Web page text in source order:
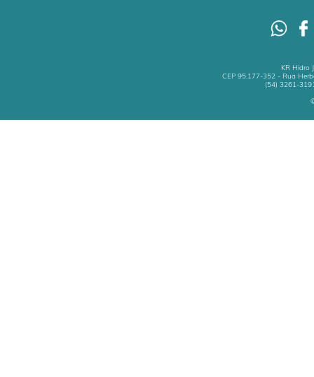
KR Hidro
CEP 95.177-352 - Rua
(54) 3261-